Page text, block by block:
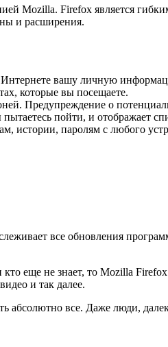
Mozilla. Firefox является
и расширения.
Интернете вашу личную
которые вы посещаете.
Предупреждение о
пойти, и отображает
истории, паролям с любого
все обновления
еще не знает, то Mozilla
и так далее.
абсолютно все. Даже люди,